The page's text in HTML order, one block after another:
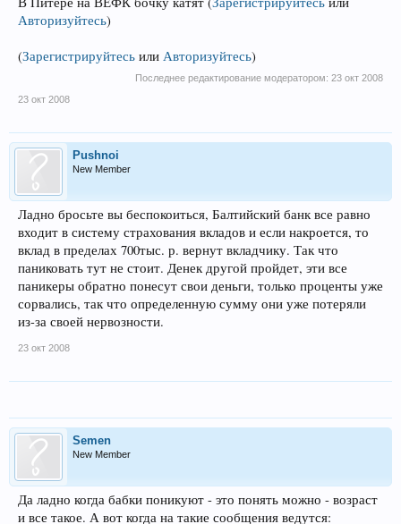
Авторизуйтесь)
(Зарегистрируйтесь или Авторизуйтесь)
Последнее редактирование модератором: 23 окт 2008
23 окт 2008
Pushnoi
New Member
Ладно бросьте вы беспокоиться, Балтийский банк все равно
входит в систему страхования вкладов и если накроется, то
вклад в пределах 700тыс. р. вернут вкладчику. Так что
паниковать тут не стоит. Денек другой пройдет, эти все
паникеры обратно понесут свои деньги, только проценты уже
сорвались, так что определенную сумму они уже потеряли
из-за своей нервозности.
23 окт 2008
Semen
New Member
Да ладно когда бабки поникуют - это понять можно - возраст
и все такое. А вот когда на такие сообщения ведутся: